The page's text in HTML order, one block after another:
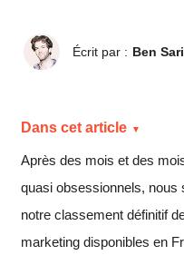
Écrit par : Ben
Dans cet article
Après des mois et des
quasi obsessionnels,
notre classement définitif
marketing disponibles en